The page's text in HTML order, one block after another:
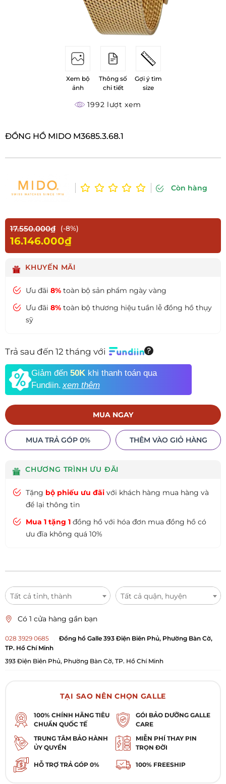
Xem bộ
ảnh
Thông số
chi tiết
Gợi ý tìm
size
1992 lượt xem
ĐỒNG HỒ MIDO M3685.3.68.1
Còn hàng
17.550.000₫ (-8%)
16.146.000₫
KHUYẾN MÃI
Ưu đãi 8% toàn bộ sản phẩm ngày vàng
Ưu đãi 8% toàn bộ thương hiệu tuần lễ đồng hồ thụy
sỹ
Trả sau đến 12 tháng với
Giảm đến 50K khi thanh toán qua
Fundiin.xem thêm
MUA NGAY
MUA TRẢ GÓP 0% THÊM VÀO GIỎ HÀNG
CHƯƠNG TRÌNH ƯU ĐÃI
Tặng bộ phiếu ưu đãi với khách hàng mua hàng và
để lại thông tin
Mua 1 tặng 1 đồng hồ với hóa đơn mua đồng hồ có
ưu đĩa không quá 10%
Tất cả tỉnh, thành Tất cả quận, huyện
Có 1 cửa hàng gần bạn
028 3929 0685
Đồng hồ Galle 393 Điện Biên Phủ, Phường Bàn Cờ,
TP. Hồ Chí Minh
393 Điện Biên Phủ, Phường Bàn Cờ, TP. Hồ Chí Minh
TẠI SAO NÊN CHỌN GALLE
100% CHÍNH HÃNG TIÊU
CHUẨN QUỐC TẾ
GÓI BẢO DƯỠNG GALLE
CARE
TRUNG TÂM BẢO HÀNH
ỦY QUYỀN
MIỄN PHÍ THAY PIN
TRỌN ĐỜI
HỖ TRỢ TRẢ GÓP 0% 100% FREESHIP